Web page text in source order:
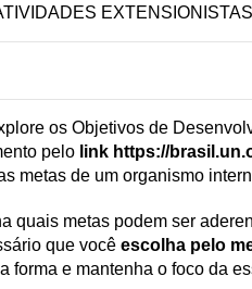
os Objetivos de
pelo link https://
metas de um organismo
quais metas podem ser
que você escolha pelo
forma e mantenha o foco da